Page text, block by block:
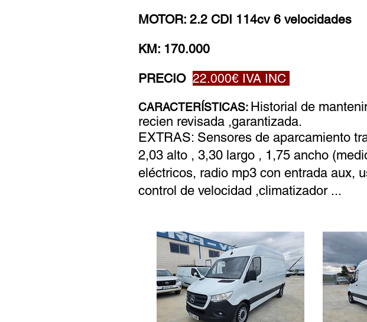
MOTOR: 2.2 CDI 114cv 6 velocidades
KM: 170.000
PRECIO 22.000€ IVA INC
CARACTERÍSTICAS: Historial de
recien revisada ,garantizada.
EXTRAS: Sensores de aparcamiento
2,03 alto , 3,30 largo , 1,75 ancho
eléctricos, radio mp3 con entrada aux,
control de velocidad ,climatizador ...